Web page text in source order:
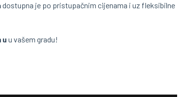
dostupna je po pristupačnim cijenama i uz fleksibilne
u u vašem gradu!